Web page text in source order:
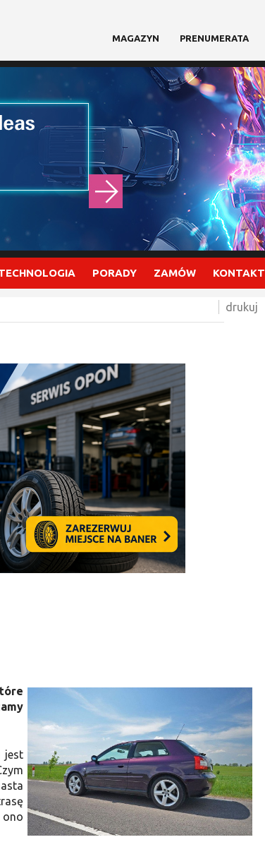
MAGAZYN PRENUMERATA
PORADY ZAMÓW KONTAKT
jest
ono
drukuj